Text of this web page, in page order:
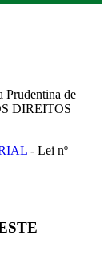
Prudentina de
DIREITOS
- Lei nº